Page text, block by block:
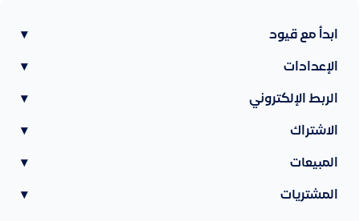
ابدأ مع قيود ▾
الإعدادات ▾
الربط الإلكتروني ▾
الاشتراك ▾
المبيعات ▾
المشتريات ▾